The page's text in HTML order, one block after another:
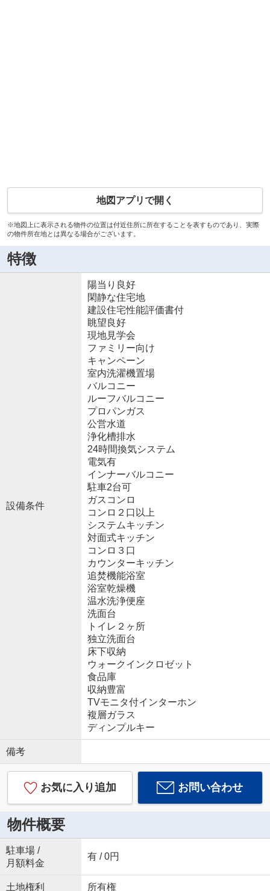
地図アプリで開く
※地図上に表示される物件の位置は付近住所に所在することを表すものであり、実際
の物件所在地とは異なる場合がございます。
特徴
設備条件
陽当り良好
閑静な住宅地
建設住宅性能評価書付
眺望良好
現地見学会
ファミリー向け
キャンペーン
室内洗濯機置場
バルコニー
ルーフバルコニー
プロパンガス
公営水道
浄化槽排水
24時間換気システム
電気有
インナーバルコニー
駐車2台可
ガスコンロ
コンロ２口以上
システムキッチン
対面式キッチン
コンロ３口
カウンターキッチン
追焚機能浴室
浴室乾燥機
温水洗浄便座
洗面台
トイレ２ヶ所
独立洗面台
床下収納
ウォークインクロゼット
食品庫
収納豊富
TVモニタ付インターホン
複層ガラス
ディンプルキー
備考
お気に入り追加 お問い合わせ
物件概要
駐車場 /
月額料金
有 / 0円
土地権利 所有権